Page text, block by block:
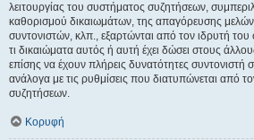
λειτουργίας του συστήματος συζητήσεων,
καθορισμού δικαιωμάτων, της απαγόρευσης
συντονιστών, κλπ., εξαρτώνται από τον ιδρυτή
τι δικαιώματα αυτός ή αυτή έχει δώσει στους
επίσης να έχουν πλήρεις δυνατότητες συντονιστή
ανάλογα με τις ρυθμίσεις που διατυπώνεται από
συζητήσεων.
Κορυφή